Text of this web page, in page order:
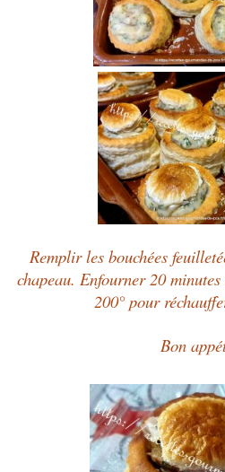
Remplir les bouchées
chapeau. Enfourner 20
200° pour
Bon